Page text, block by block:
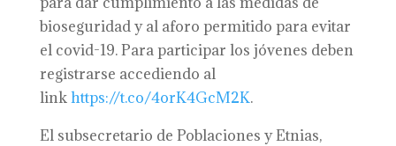
bioseguridad y al aforo permitido para evitar
el covid-19. Para participar los jóvenes deben
registrarse accediendo al
linkhttps://t.co/4orK4GcM2K.
El subsecretario de Poblaciones y Etnias,